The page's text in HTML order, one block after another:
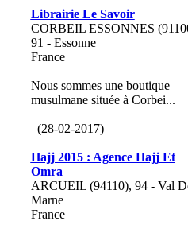
Librairie Le Savoir
CORBEIL ESSONNES
91 - Essonne
France
Nous sommes une boutique
musulmane située à Corbei...
(28-02-2017)
Hajj 2015 : Agence Hajj Et
Omra
ARCUEIL (94110), 94 - Val
Marne
France